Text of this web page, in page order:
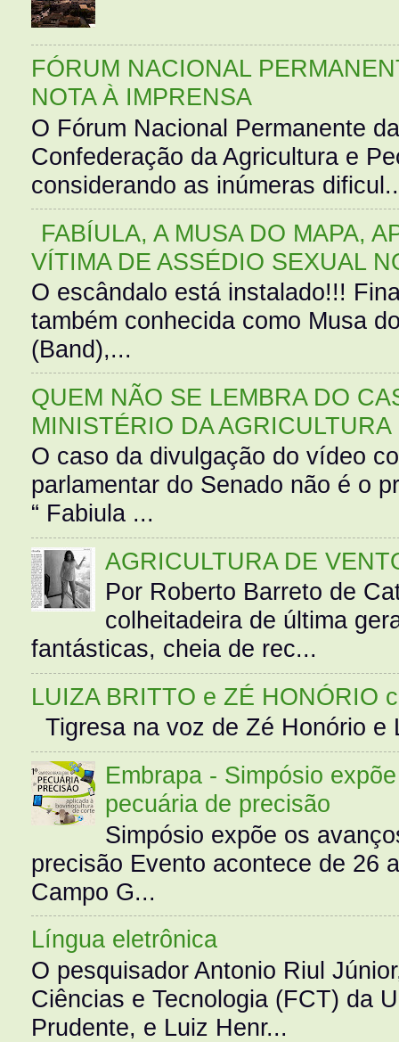
FÓRUM NACIONAL
NOTA À IMPRENSA
O Fórum Nacional Permanente
Confederação da Agricultura e
considerando as inúmeras
FABÍULA, A MUSA DO MAPA,
VÍTIMA DE ASSÉDIO SEXUAL
O escândalo está instalado!!!
também conhecida como Musa
(Band),...
QUEM NÃO SE LEMBRA DO
MINISTÉRIO DA AGRICULTURA
O caso da divulgação do vídeo
parlamentar do Senado não é o
“ Fabiula ...
AGRICULTURA DE
Por Roberto Barreto de
colheitadeira de última
fantásticas, cheia de rec...
LUIZA BRITTO e ZÉ HONÓRIO
Tigresa na voz de Zé Honório
Embrapa - Simpósio
pecuária de precisão
Simpósio expõe os
precisão Evento acontece de 26
Campo G...
Língua eletrônica
O pesquisador Antonio Riul
Ciências e Tecnologia (FCT) da
Prudente, e Luiz Henr...